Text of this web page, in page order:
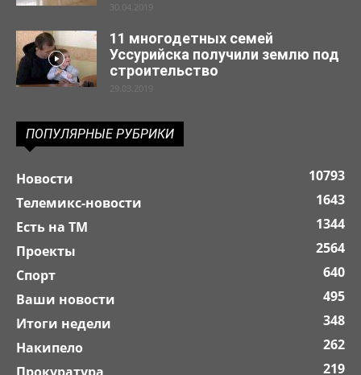
30.04.2019
11 многодетных семей
Уссурийска получили землю под
строительство
29.03.2019
ПОПУЛЯРНЫЕ РУБРИКИ
Новости
10793
Телемикс-новости
1643
Есть на ТМ
1344
Проекты
2564
Спорт
640
Ваши новости
495
Итоги недели
348
Накипело
262
219